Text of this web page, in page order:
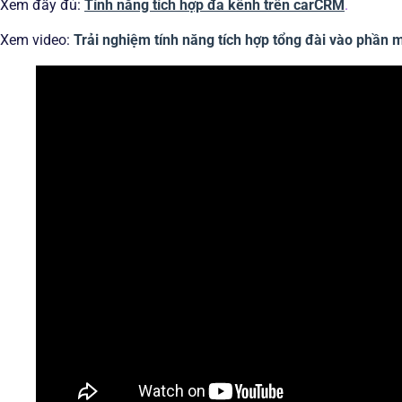
Xem đầy đủ: Tính năng tích hợp đa kênh trên carCRM .
Xem video: Trải nghiệm tính năng tích hợp tổng đài vào phần